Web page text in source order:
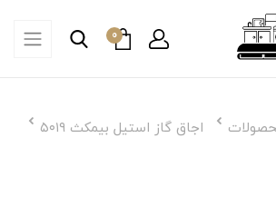
0
اجاق گاز استیل بیمکث ۵۰۱۹